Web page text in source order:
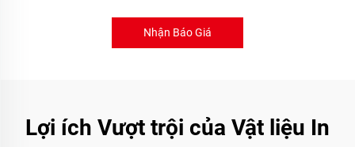
Nhận Báo Giá
Lợi ích Vượt trội của Vật liệu In